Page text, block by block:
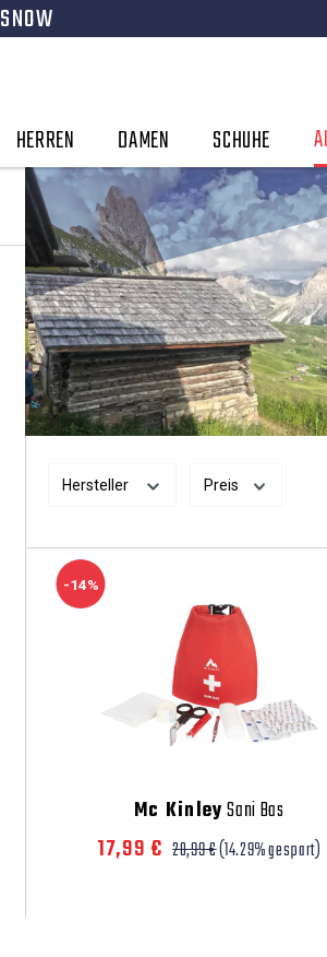
SNOW
HERREN DAMEN SCHUHE
Hersteller Preis
-14%
Mc KinleySani Bas
17,99 € 20,99 €(14.29% gespart)